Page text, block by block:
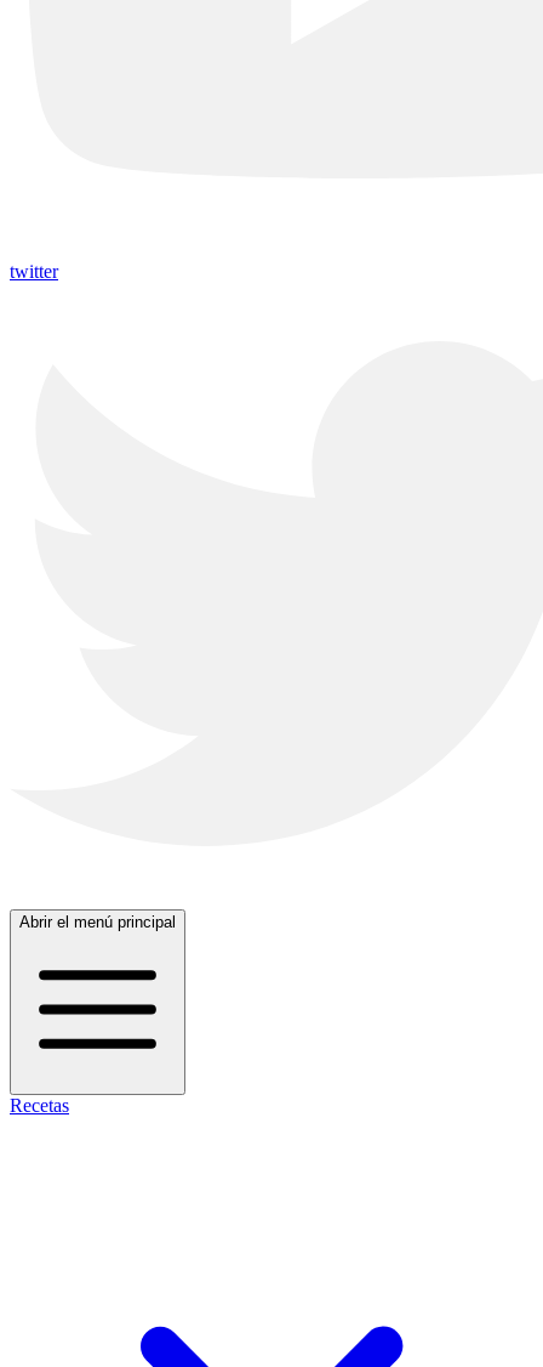
twitter
Abrir el menú principal
Recetas